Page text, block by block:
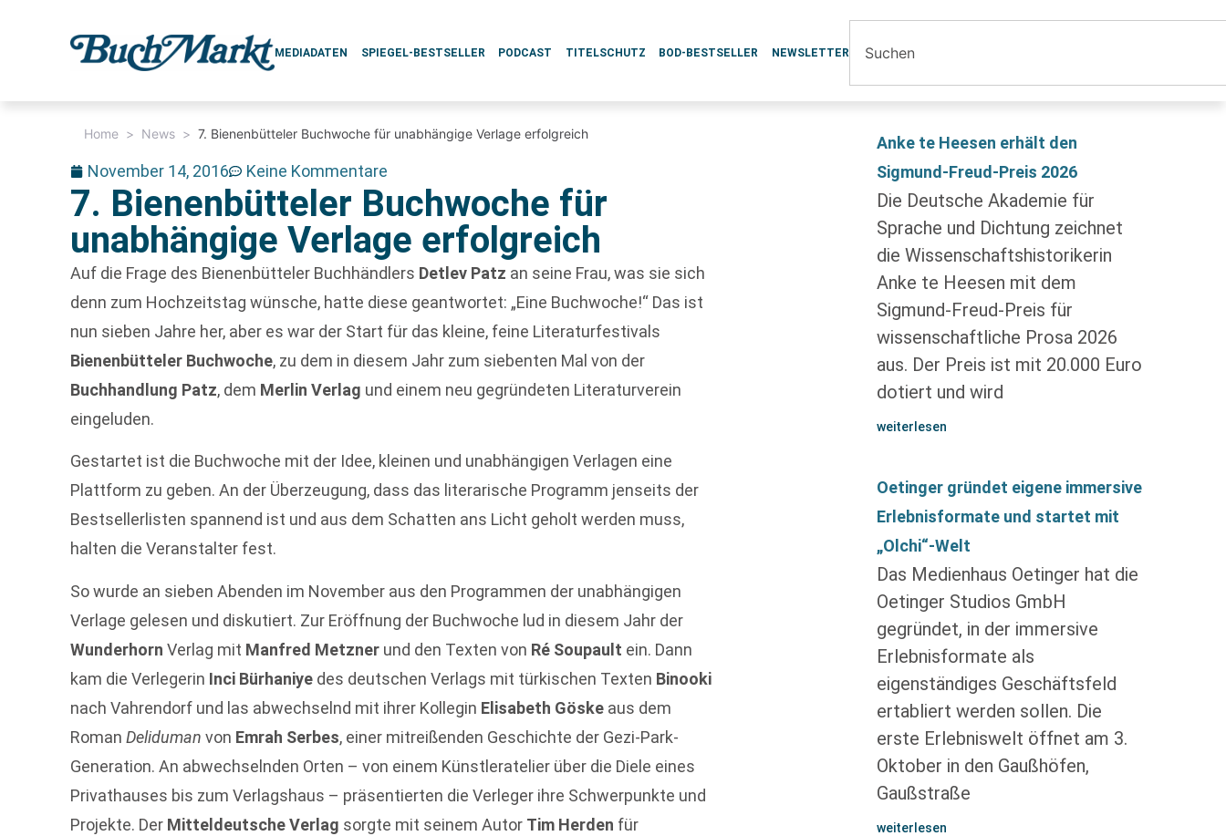
MEDIADATEN SPIEGEL-BESTSELLER PODCAST TITELSCHUTZ BOD-BESTSELLER NEWSLETTER
Home > News > 7. Bienenbütteler Buchwoche für unabhängige Verlage erfolgreich
November 14, 2016 Keine Kommentare
7. Bienenbütteler Buchwoche für
unabhängige Verlage erfolgreich
Auf die Frage des Bienenbütteler Buchhändlers Detlev Patz an seine Frau, was sie sich
denn zum Hochzeitstag wünsche, hatte diese geantwortet: „Eine Buchwoche!“ Das ist
nun sieben Jahre her, aber es war der Start für das kleine, feine Literaturfestivals
Bienenbütteler Buchwoche, zu dem in diesem Jahr zum siebenten Mal von der
Buchhandlung Patz, dem Merlin Verlag und einem neu gegründeten Literaturverein
eingeluden.
Gestartet ist die Buchwoche mit der Idee, kleinen und unabhängigen Verlagen eine
Plattform zu geben. An der Überzeugung, dass das literarische Programm jenseits der
Bestsellerlisten spannend ist und aus dem Schatten ans Licht geholt werden muss,
halten die Veranstalter fest.
So wurde an sieben Abenden im November aus den Programmen der unabhängigen
Verlage gelesen und diskutiert. Zur Eröffnung der Buchwoche lud in diesem Jahr der
Wunderhorn Verlag mit Manfred Metzner und den Texten von Ré Soupault ein. Dann
kam die Verlegerin Inci Bürhaniye des deutschen Verlags mit türkischen Texten Binooki
nach Vahrendorf und las abwechselnd mit ihrer Kollegin Elisabeth Göske aus dem
RomanDeliduman von Emrah Serbes, einer mitreißenden Geschichte der Gezi-Park-
Generation. An abwechselnden Orten – von einem Künstleratelier über die Diele eines
Privathauses bis zum Verlagshaus – präsentierten die Verleger ihre Schwerpunkte und
Projekte. Der Mitteldeutsche Verlag sorgte mit seinem Autor Tim Herden für
Anke te Heesen erhält den
Sigmund-Freud-Preis 2026
Die Deutsche Akademie für
Sprache und Dichtung zeichnet
die Wissenschaftshistorikerin
Anke te Heesen mit dem
Sigmund-Freud-Preis für
wissenschaftliche Prosa 2026
aus. Der Preis ist mit 20.000 Euro
dotiert und wird
weiterlesen
Oetinger gründet eigene immersive
Erlebnisformate und startet mit
„Olchi“-Welt
Das Medienhaus Oetinger hat die
Oetinger Studios GmbH
gegründet, in der immersive
Erlebnisformate als
eigenständiges Geschäftsfeld
ertabliert werden sollen. Die
erste Erlebniswelt öffnet am 3.
Oktober in den Gaußhöfen,
Gaußstraße
weiterlesen